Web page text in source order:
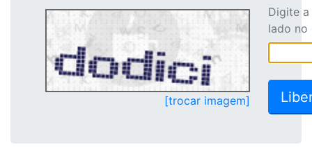
[trocar imagem]
Digite
lado no